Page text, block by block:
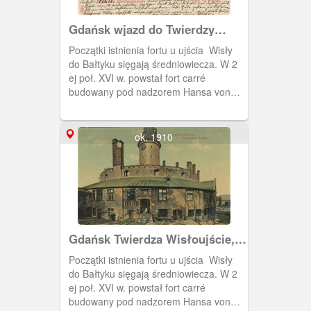
Gdańsk wjazd do Twierdzy
Wisłoujście, Danzig Eingang
zur Festung Weichselmünde
Początki istnienia fortu u ujścia Wisły
do Bałtyku sięgają średniowiecza. W 2
ej poł. XVI w. powstał fort carré
budowany pod nadzorem Hansa von
Obberghena. Obiekt pełnił funkcje
militarne. Jego załoga kontrolowała
statki wpływające do gdańskiego portu,
a wieża do 1758 r. spełniała rolę latarni
morskiej. W XIX r. znajdowało się tu
również więzienie. Obecnie pełni
funkcje muzealne.
ok. 1910
Gdańsk Twierdza Wisłoujście,
Danzig Festung Weichselmünde
Początki istnienia fortu u ujścia Wisły
do Bałtyku sięgają średniowiecza. W 2
ej poł. XVI w. powstał fort carré
budowany pod nadzorem Hansa von